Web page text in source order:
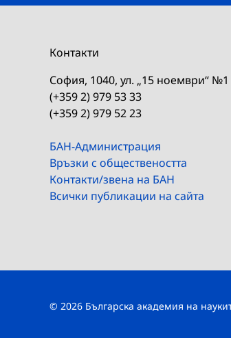
Контакти
София, 1040, ул. „15 ноември“ №1
(+359 2) 979 53 33
(+359 2) 979 52 23
БАН-Администрация
Връзки с обществеността
Контакти/звена на БАН
Всички публикации на сайта
© 2026 Българска академия на